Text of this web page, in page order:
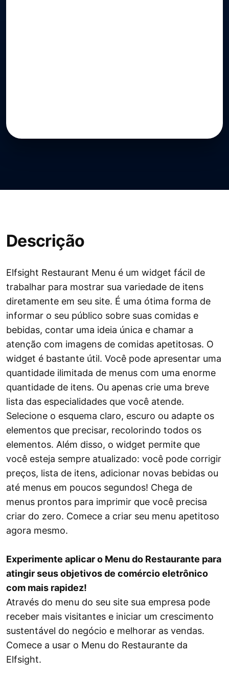
Descrição
Elfsight Restaurant Menu é um widget fácil de
trabalhar para mostrar sua variedade de itens
diretamente em seu site. É uma ótima forma de
informar o seu público sobre suas comidas e
bebidas, contar uma ideia única e chamar a
atenção com imagens de comidas apetitosas. O
widget é bastante útil. Você pode apresentar uma
quantidade ilimitada de menus com uma enorme
quantidade de itens. Ou apenas crie uma breve
lista das especialidades que você atende.
Selecione o esquema claro, escuro ou adapte os
elementos que precisar, recolorindo todos os
elementos. Além disso, o widget permite que
você esteja sempre atualizado: você pode corrigir
preços, lista de itens, adicionar novas bebidas ou
até menus em poucos segundos! Chega de
menus prontos para imprimir que você precisa
criar do zero. Comece a criar seu menu apetitoso
agora mesmo.
Experimente aplicar o Menu do Restaurante para
atingir seus objetivos de comércio eletrônico
com mais rapidez!
Através do menu do seu site sua empresa pode
receber mais visitantes e iniciar um crescimento
sustentável do negócio e melhorar as vendas.
Comece a usar o Menu do Restaurante da
Elfsight.